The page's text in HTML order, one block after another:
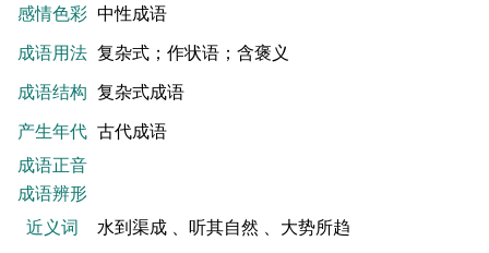
感情色彩 中性成语
成语用法 复杂式；作状语；含褒义
成语结构 复杂式成语
产生年代 古代成语
成语正音
成语辨形
近义词
水到渠成 、听其自然 、大势所趋